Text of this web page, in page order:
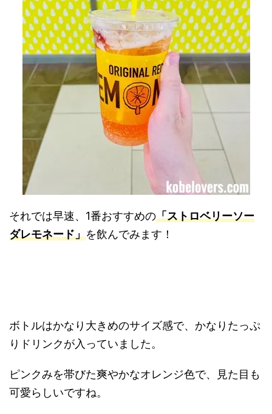
それでは早速、1番おすすめの「ストロベリーソー
ダレモネード」を飲んでみます！
ボトルはかなり大きめのサイズ感で、かなりたっぷ
りドリンクが入っていました。
ピンクみを帯びた爽やかなオレンジ色で、見た目も
可愛らしいですね。